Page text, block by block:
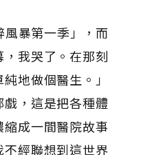
暴第一季」，而
我哭了。在那刻
地做個醫生。」
，這是把各種體
成一間醫院故事
經聯想到這世界